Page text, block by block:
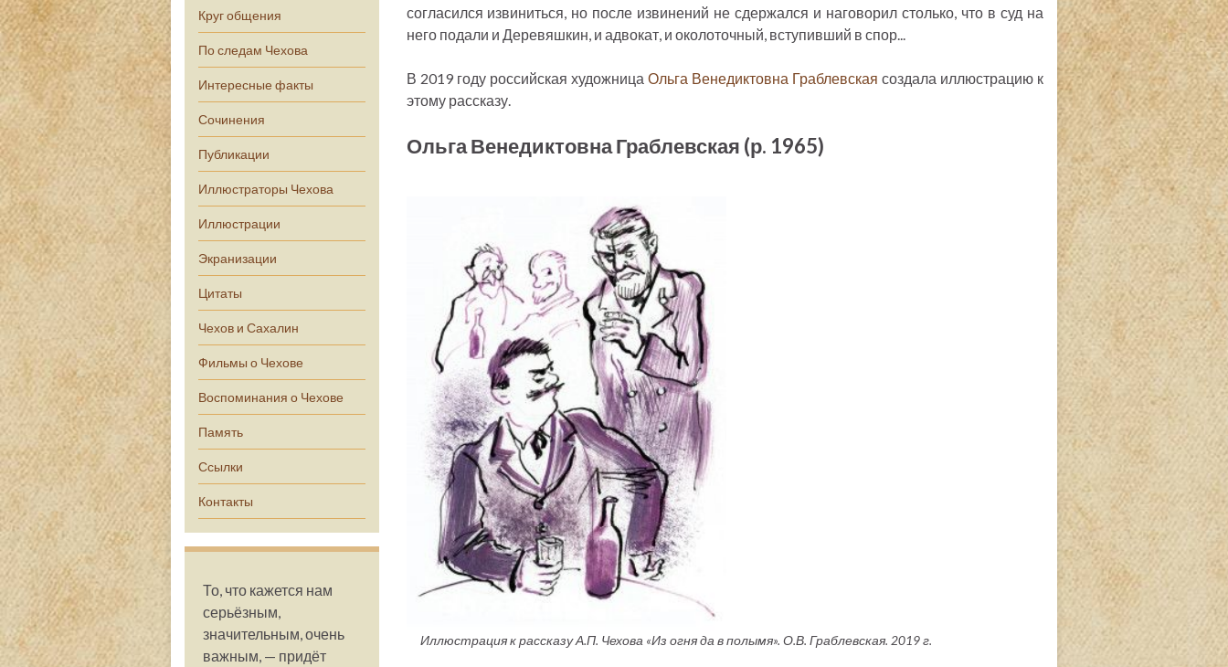
Круг общения
По следам Чехова
Интересные факты
Сочинения
Публикации
Иллюстраторы Чехова
Иллюстрации
Экранизации
Цитаты
Чехов и Сахалин
Фильмы о Чехове
Воспоминания о Чехове
Память
Ссылки
Контакты
То, что кажется нам
серьёзным,
значительным, очень
важным, — придёт
согласился извиниться, но после извинений не сдержался и наговорил столько, что в суд на
него подали и Деревяшкин, и адвокат, и околоточный, вступивший в спор...
В 2019 году российская художница Ольга Венедиктовна Граблевская создала иллюстрацию к
этому рассказу.
Ольга Венедиктовна Граблевская (р. 1965)
Иллюстрация к рассказу А.П. Чехова «Из огня да в полымя». О.В. Граблевская. 2019 г.